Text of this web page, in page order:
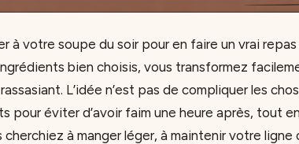
à votre soupe du soir pour en faire un vrai
bien choisis, vous transformez
L’idée n’est pas de compliquer les
pour éviter d’avoir faim une heure après, tout
à manger léger, à maintenir votre ligne